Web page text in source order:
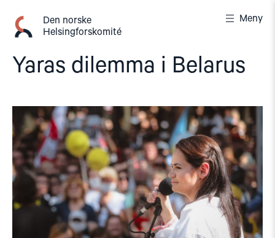
innhold
Den norske
Helsingforskomité
Meny
Yaras dilemma i Belarus